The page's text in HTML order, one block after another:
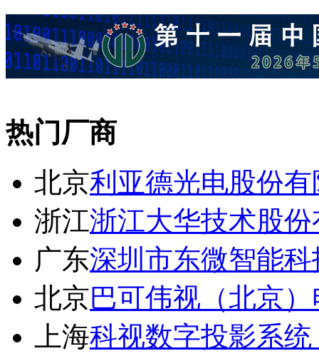
热门厂商
北京利亚德光电股份
浙江浙江大华技术股
广东深圳市东微智能
北京巴可伟视（北京
上海科视数字投影系